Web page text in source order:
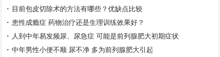
目前包皮切除术的方法有哪些？优缺点比较
患性成瘾症 药物治疗还是生理训练效果好？
人到中年易发频尿、尿急症 可能是前列腺肥大初期症状
中年男性小便不顺 尿不净 多为前列腺肥大引起